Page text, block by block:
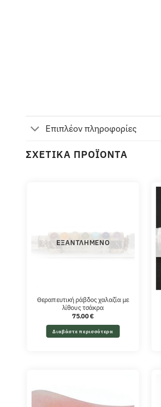
Επιπλέον πληροφορίες
ΣΧΕΤΙΚΆ ΠΡΟΪΌΝΤΑ
ΕΞΑΝΤΛΗΜΈΝΟ
Θεραπευτική ράβδος χαλαζία με
λίθους τσάκρα
75.00€
Διαβάστε περισσότερα